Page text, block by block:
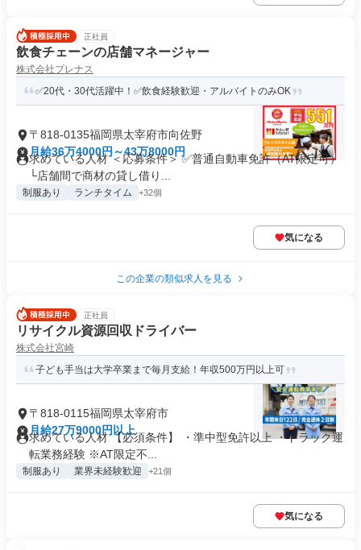
正社員
飲食チェーンの店舗マネージャー
株式会社プレナス
✅20代・30代活躍中！✅飲食経験歓迎・アルバイトのみOK
〒818-0135福岡県太宰府市向佐野
月給36万4000円～43万8000円
求めている人材 ＜応募条件＞ ✅普通自動車免許（AT限定可）
└店舗間で商材の貸し借り...
制服あり ランチタイム +32個
気になる
この企業の類似求人を見る
正社員
リサイクル資源回収ドライバー
株式会社宮崎
子ども手当は大学卒業まで毎月支給！年収500万円以上可
〒818-0115福岡県太宰府市
月給27万9000円以上
求めている人材 【必須条件】 ・準中型免許以上 ・トラック運
転業務経験 ※AT限定不...
制服あり 業界未経験歓迎 +21個
気になる